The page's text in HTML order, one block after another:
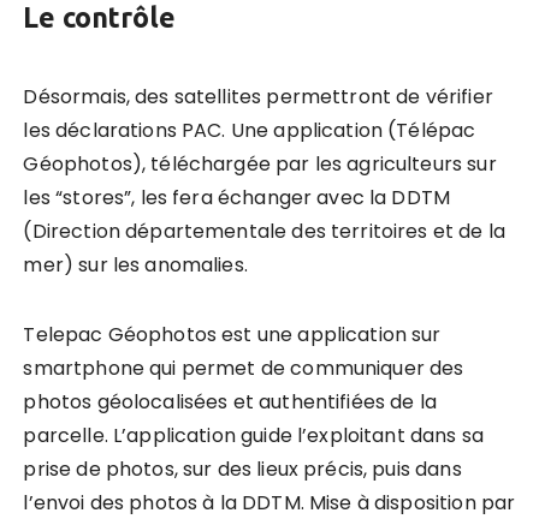
Le contrôle
Désormais, des satellites permettront de vérifier
les déclarations PAC. Une application (Télépac
Géophotos), téléchargée par les agriculteurs sur
les “stores”, les fera échanger avec la DDTM
(Direction départementale des territoires et de la
mer) sur les anomalies.
Telepac Géophotos est une application sur
smartphone qui permet de communiquer des
photos géolocalisées et authentifiées de la
parcelle. L’application guide l’exploitant dans sa
prise de photos, sur des lieux précis, puis dans
l’envoi des photos à la DDTM. Mise à disposition par